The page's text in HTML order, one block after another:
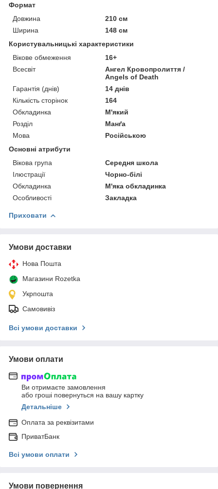
Формат
Довжина
210 см
Ширина
148 см
Користувальницькі характеристики
Вікове обмеження
16+
Всесвіт
Ангел Кровопролиття /
Angels of Death
Гарантія (днів)
14 днів
Кількість сторінок
164
Обкладинка
М'який
Розділ
Манґа
Мова
Російською
Основні атрибути
Вікова група
Середня школа
Ілюстрації
Чорно-білі
Обкладинка
М'яка обкладинка
Особливості
Закладка
Приховати
Умови доставки
Нова Пошта
Магазини Rozetka
Укрпошта
Самовивіз
Всі умови доставки
Умови оплати
Ви отримаєте замовлення
або гроші повернуться на вашу картку
Детальніше
Оплата за реквізитами
ПриватБанк
Всі умови оплати
Умови повернення